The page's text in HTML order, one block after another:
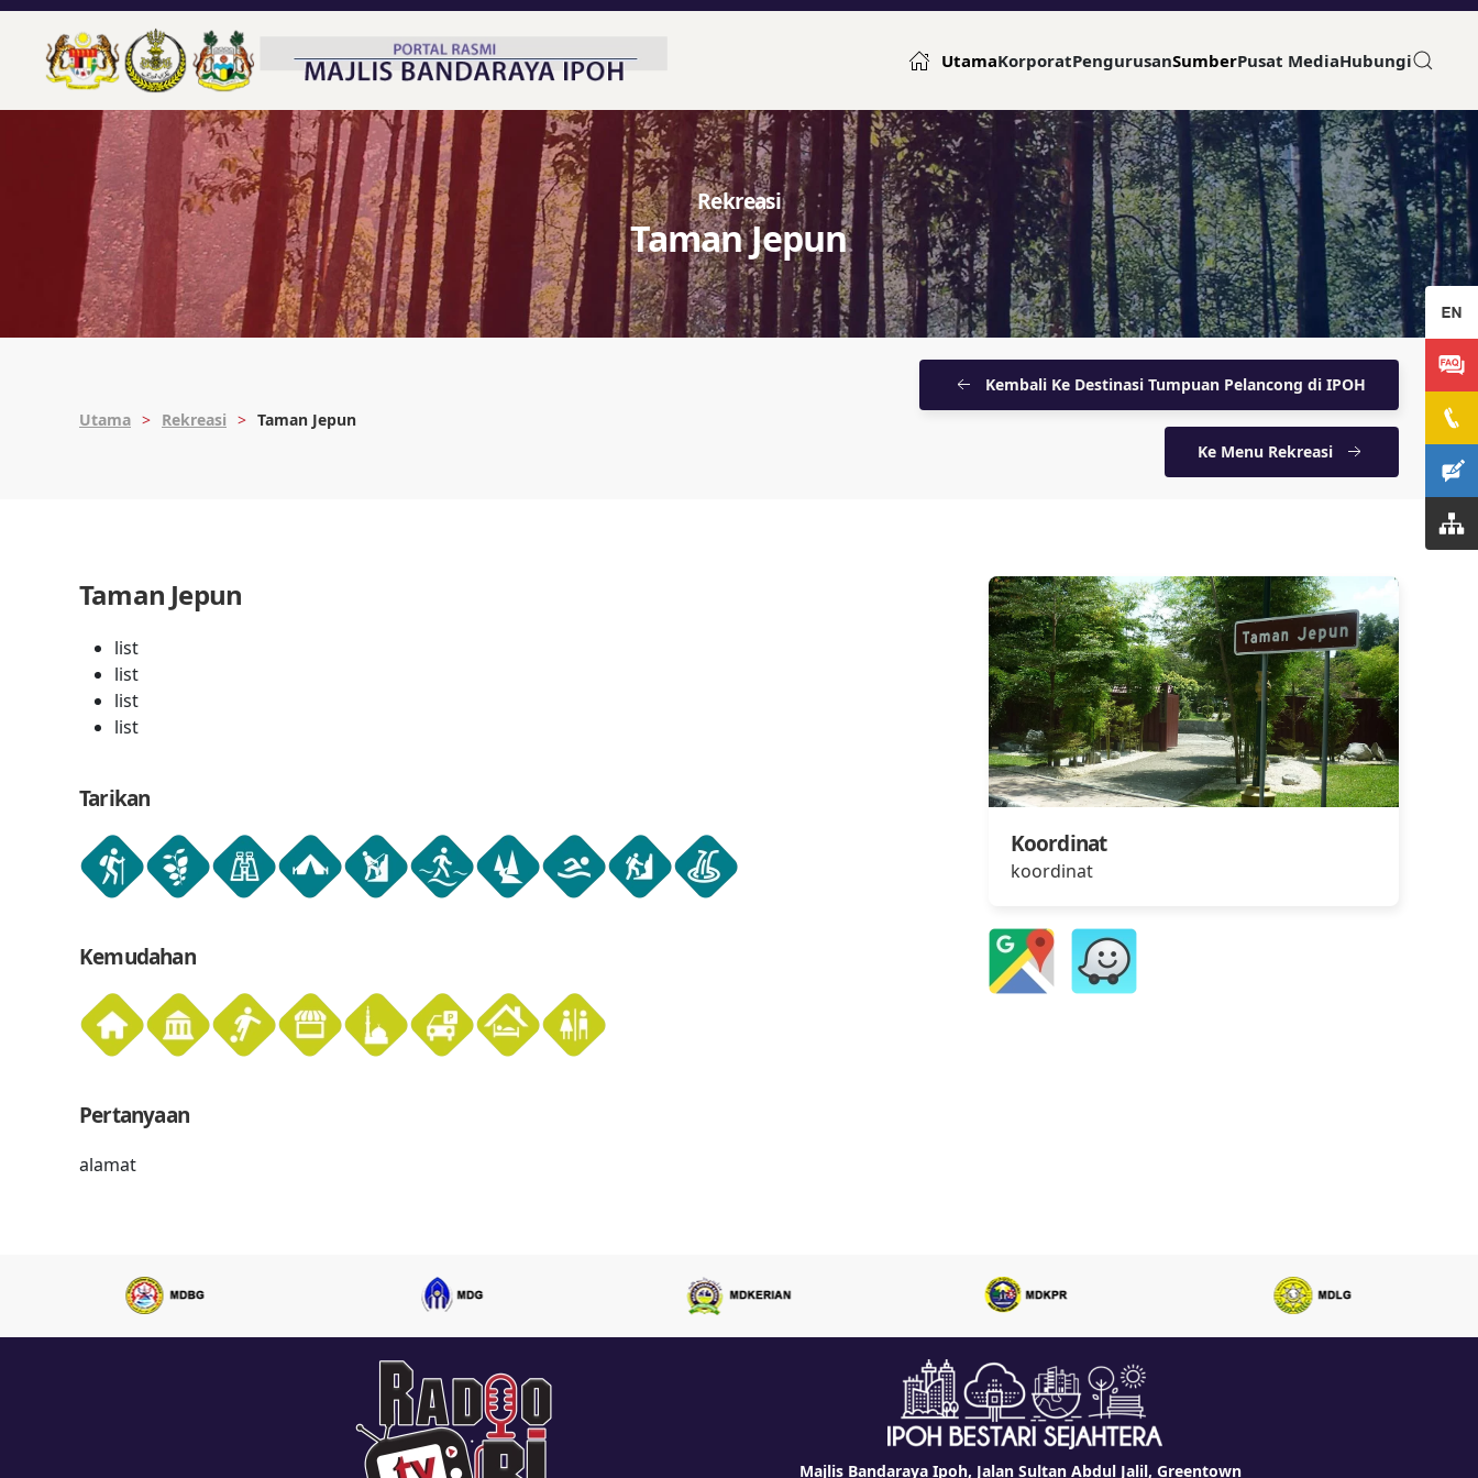
UtamaKorporatPengurusanSumberPusat MediaHubungi
Rekreasi
Taman Jepun
Utama Rekreasi Taman Jepun
Kembali Ke Destinasi Tumpuan Pelancong di IPOH
Ke Menu Rekreasi
Taman Jepun
list
list
list
list
Tarikan
Kemudahan
Pertanyaan
alamat
Koordinat
koordinat
Majlis Bandaraya Ipoh, Jalan Sultan Abdul Jalil, Greentown